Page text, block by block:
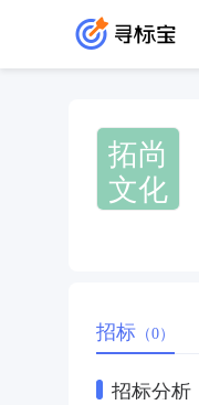
拓尚
文化
招标 （0）
招标分析